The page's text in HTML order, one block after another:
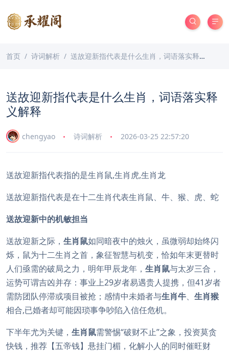
首页 诗词解析 送故迎新指代表是什么生肖，词语落实释义解释
送故迎新指代表是什么生肖，词语落实释
义解释
chengyao 诗词解析 2026-03-25 22:57:20
送故迎新指代表指的是生肖鼠,生肖虎,生肖龙
送故迎新指代表是在十二生肖代表生肖鼠、牛、猴、虎、蛇
送故迎新中的机敏担当
送故迎新之际， 生肖鼠如同暗夜中的烛火，虽微弱却始终闪
烁，鼠为十二生肖之首，象征智慧与机变，恰如年末更替时
人们亟需的破局之力，明年甲辰龙年， 生肖鼠与太岁三合，
运势可谓吉凶并存：事业上29岁者易遇贵人提携，但41岁者
需防团队停滞或项目被抢；感情中未婚者与生肖牛、 生肖猴
相合,已婚者却可能因琐事争吵陷入信任危机。
下半年尤为关键， 生肖鼠需警惕“破财不止”之象，投资莫贪
快钱，推荐【五帝钱】悬挂门楣，化解小人的同时催旺财